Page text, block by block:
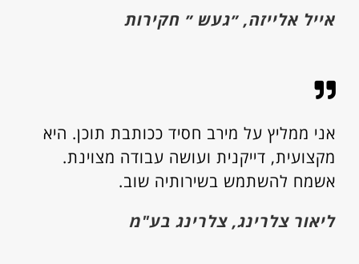
אייל אלייזה, ״געש ״ חקירות
אני ממליץ על מירב חסיד ככותבת תוכן. היא
מקצועית, דייקנית ועושה עבודה מצוינת.
אשמח להשתמש בשירותיה שוב.
ליאור צלרינג, צלרינג בע"מ